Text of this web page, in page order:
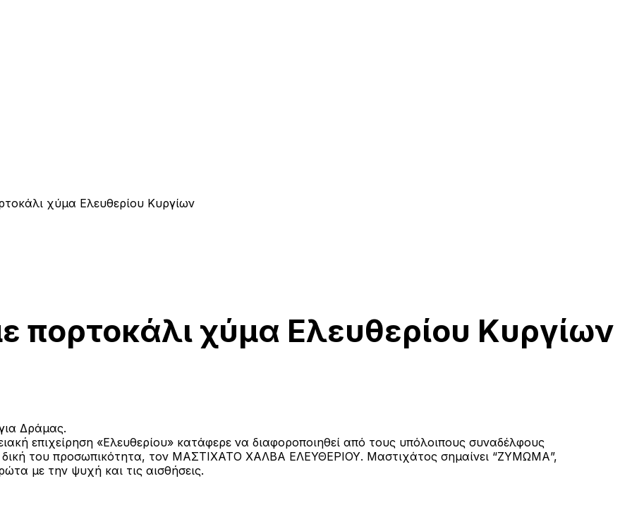
χύμα Ελευθερίου Κυργίων
πορτοκάλι χύμα Ελευθερίου Κυργίων
Δράμας.
επιχείρηση «Ελευθερίου» κατάφερε να διαφοροποιηθεί από τους υπόλοιπους συναδέλφους
δική του προσωπικότητα, τον ΜΑΣΤΙΧΑΤΟ ΧΑΛΒΑ ΕΛΕΥΘΕΡΙΟΥ. Μαστιχάτος σημαίνει “ΖΥΜΩΜΑ”,
με την ψυχή και τις αισθήσεις.